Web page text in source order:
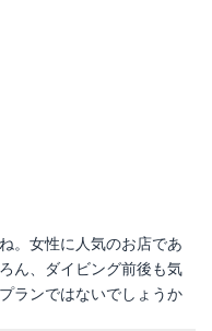
。女性に人気のお店であ
ん、ダイビング前後も気
ランではないでしょうか